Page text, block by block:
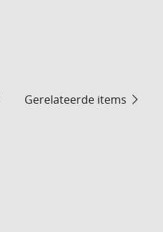
Gerelateerde items